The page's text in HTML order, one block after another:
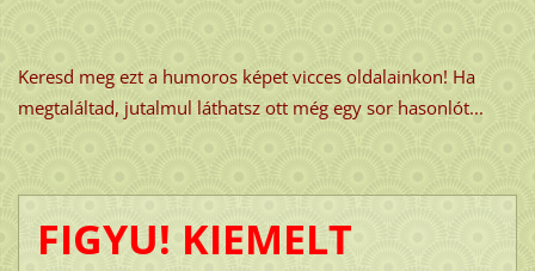
Keresd meg ezt a humoros képet vicces oldalainkon! Ha
megtaláltad, jutalmul láthatsz ott még egy sor hasonlót...
FIGYU! KIEMELT